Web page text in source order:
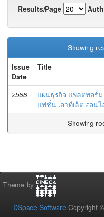
Results/Page
Showing
Issue
Date
Title
2568
แผนธุรกิจ แพลตฟอร์ม
แฟชั่น เอาท์เล็ต ออน
Showing
Theme by
DSpace Software Copyright